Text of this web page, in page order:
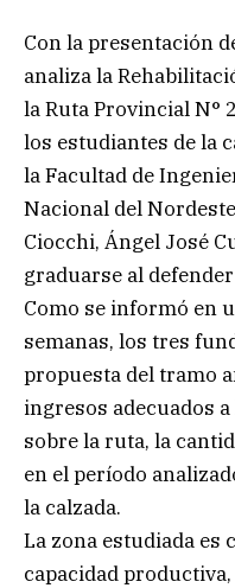
Con la presentación
analiza la
la Ruta Provincial N°
los estudiantes de la
la Facultad de
Nacional del
Ciocchi, Ángel José
graduarse al
Como se informó en
semanas, los tres
propuesta del tramo
ingresos adecuados
sobre la ruta, la
en el período
la calzada.
La zona estudiada es
capacidad